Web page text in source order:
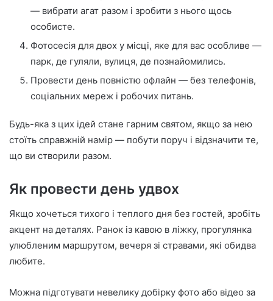
— вибрати агат разом і зробити з нього щось
особисте.
Фотосесія для двох у місці, яке для вас особливе —
парк, де гуляли, вулиця, де познайомились.
Провести день повністю офлайн — без телефонів,
соціальних мереж і робочих питань.
Будь-яка з цих ідей стане гарним святом, якщо за нею
стоїть справжній намір — побути поруч і відзначити те,
що ви створили разом.
Як провести день удвох
Якщо хочеться тихого і теплого дня без гостей, зробіть
акцент на деталях. Ранок із кавою в ліжку, прогулянка
улюбленим маршрутом, вечеря зі стравами, які обидва
любите.
Можна підготувати невелику добірку фото або відео за